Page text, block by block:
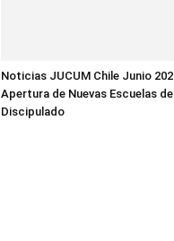
Noticias JUCUM Chile Junio
Apertura de Nuevas Escuelas de
Discipulado